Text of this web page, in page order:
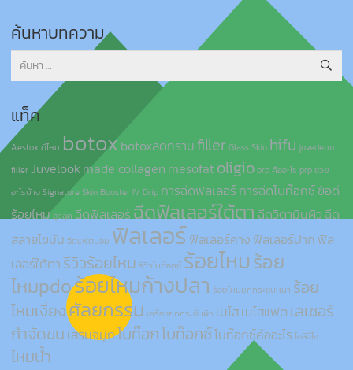
ค้นหาบทความ
ค้นหา
สำหรับ:
แท็ค
Aestox ดีไหม botoxbotoxลดกรามfillerGlass Skin hifu juvederm
fillerJuvelookmade collagen mesofat oligio prp คืออะไร prp ช่วย
อะไรบ้างSignature Skin Booster IV Drip การฉีดฟิลเลอร์การฉีดโบท๊อกซ์ข้อดี
ร้อยไหมจูวีลุค ฉีดฟิลเลอร์ฉีดฟิลเลอร์ใต้ตาฉีดวิตามินผิวฉีด
สลายไขมัน ฉีดแฟตบอม ฟิลเลอร์ฟิลเลอร์คาง ฟิลเลอร์ปาก ฟิล
เลอร์ใต้ตารีวิวร้อยไหม รีวิวโบท๊อกซ์ ร้อยไหมร้อย
ไหมpdoร้อยไหมก้างปลา ร้อยไหมยกกระชับหน้า ร้อย
ไหมเงี่ยงศัลยกรรม เครื่องยกกระชับผิว เมโสเมโสแฟต เลเซอร์
กำจัดขน เสริมจมูกโบท๊อกโบท๊อกซ์โบท๊อกซ์คืออะไร โอลิจิโอ
ไหมน้ำ